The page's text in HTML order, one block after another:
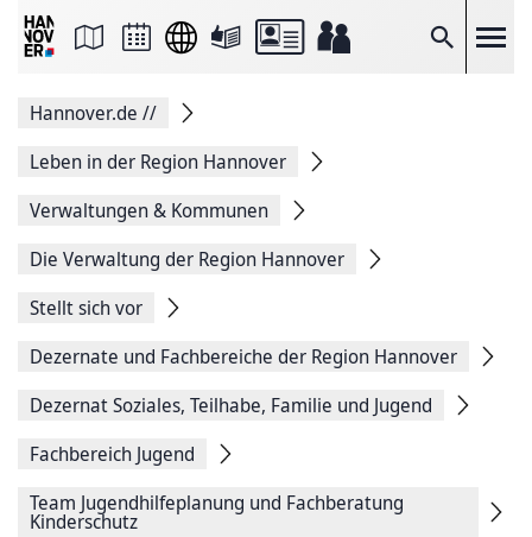
Suche
Seite
Facebook
teilen
Seitenlink
Seite
Hannover.de //
Leben in der Region Hannover
Verwaltungen & Kommunen
Die Verwaltung der Region Hannover
Stellt sich vor
Dezernate und Fachbereiche der Region Hannover
Dezernat Soziales, Teilhabe, Familie und Jugend
Fachbereich Jugend
Team Jugendhilfeplanung und Fachberatung
Kinderschutz